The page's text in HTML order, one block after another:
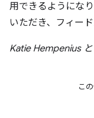
用できるようになり
いただき、フィー
Katie Hempenius
こ